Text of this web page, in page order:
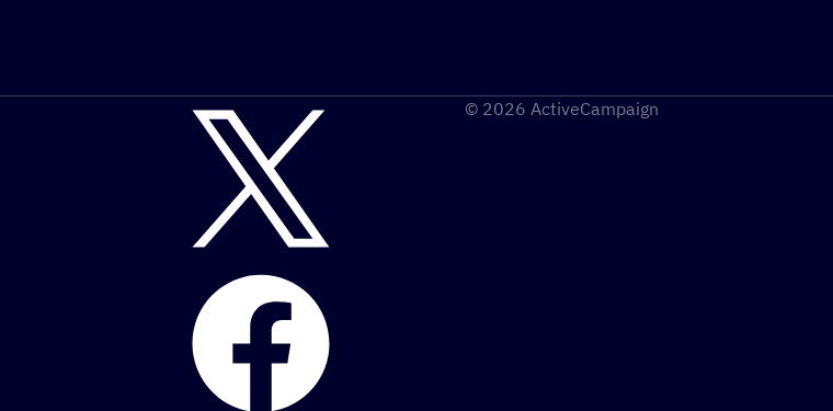
© 2026 ActiveCampaign